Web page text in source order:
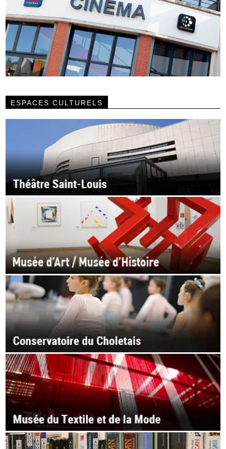
ESPACES CULTURELS